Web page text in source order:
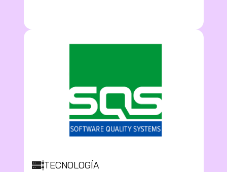
TECNOLOGÍA